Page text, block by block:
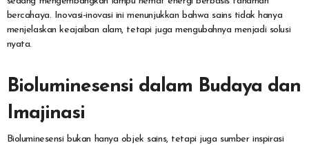
bercahaya. Inovasi-inovasi ini menunjukkan bahwa sains tidak hanya
menjelaskan keajaiban alam, tetapi juga mengubahnya menjadi solusi
nyata.
Bioluminesensi dalam Budaya dan
Imajinasi
Bioluminesensi bukan hanya objek sains, tetapi juga sumber inspirasi